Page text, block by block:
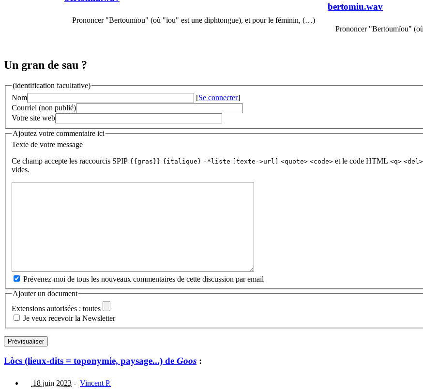
Prononcer "Bertoumïou" (où "ïou" est une diphtongue), et pour le féminin, (…)
bertomiu.wav
Prononcer "Bertoumïou"
Un gran de sau ?
(identification facultative)
Nom
[Se connecter]
Courriel (non publié)
Votre site web
Ajoutez votre commentaire ici
Texte de votre message
Ce champ accepte les raccourcis SPIP {{gras}} {italique} -*liste [texte->url] <quote> <code> et le code HTML <q> <del>
vides.
Prévenez-moi de tous les nouveaux commentaires de cette discussion par email
Ajouter un document
Extensions autorisées : toutes
Je veux recevoir la Newsletter
Lòcs (lieux-dits = toponymie, paysage...) de Goos :
18 juin 2023 - Vincent P.